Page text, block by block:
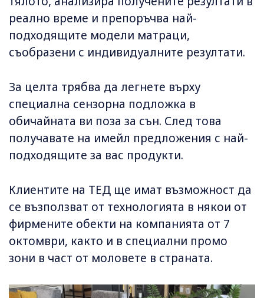
реално време и препоръчва най-
подходящите модели матраци,
съобразени с индивидуалните резултати.
За целта трябва да легнете върху
специална сензорна подложка в
обичайната ви поза за сън. След това
получавате на имейл предложения с най-
подходящите за вас продукти.
Клиентите на ТЕД ще имат възможност да
се възползват от технологията в някои от
фирмените обекти на компанията от 7
октомври, както и в специални промо
зони в част от моловете в страната.